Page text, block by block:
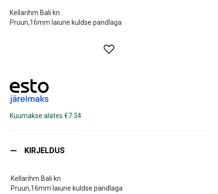
Kellarihm Bali kn
Pruun,16mm laiune kuldse pandlaga
Kuumakse alates €7.34
KIRJELDUS
Kellarihm Bali kn
Pruun,16mm laiune kuldse pandlaga